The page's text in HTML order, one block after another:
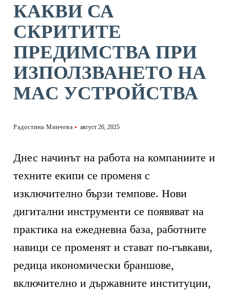
КАКВИ СА
СКРИТИТЕ
ПРЕДИМСТВА ПРИ
ИЗПОЛЗВАНЕТО НА
MAC УСТРОЙСТВА
Радостина Минчева август 20, 2025
Днес начинът на работа на компаниите и
техните екипи се променя с
изключително бързи темпове. Нови
дигитални инструменти се появяват на
практика на ежедневна база, работните
навици се променят и стават по-гъвкави,
редица икономически браншове,
включително и държавните институции,